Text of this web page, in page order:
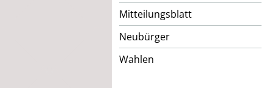
Mitteilungsblatt
Neubürger
Wahlen